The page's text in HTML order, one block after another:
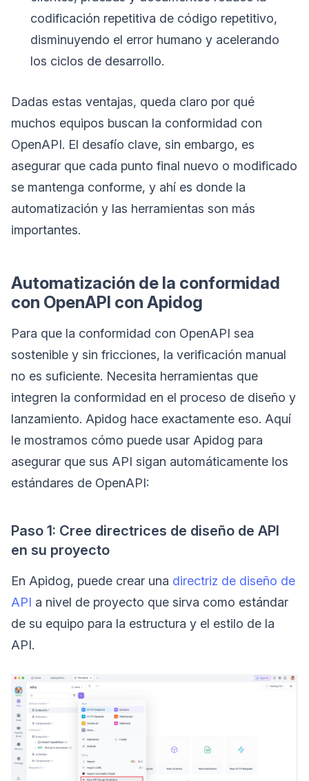
codificación repetitiva de código repetitivo,
disminuyendo el error humano y acelerando
los ciclos de desarrollo.
Dadas estas ventajas, queda claro por qué
muchos equipos buscan la conformidad con
OpenAPI. El desafío clave, sin embargo, es
asegurar que cada punto final nuevo o modificado
se mantenga conforme, y ahí es donde la
automatización y las herramientas son más
importantes.
Automatización de la conformidad
con OpenAPI con Apidog
Para que la conformidad con OpenAPI sea
sostenible y sin fricciones, la verificación manual
no es suficiente. Necesita herramientas que
integren la conformidad en el proceso de diseño y
lanzamiento. Apidog hace exactamente eso. Aquí
le mostramos cómo puede usar Apidog para
asegurar que sus API sigan automáticamente los
estándares de OpenAPI:
Paso 1: Cree directrices de diseño de API
en su proyecto
En Apidog, puede crear una directriz de diseño de
API a nivel de proyecto que sirva como estándar
de su equipo para la estructura y el estilo de la
API.